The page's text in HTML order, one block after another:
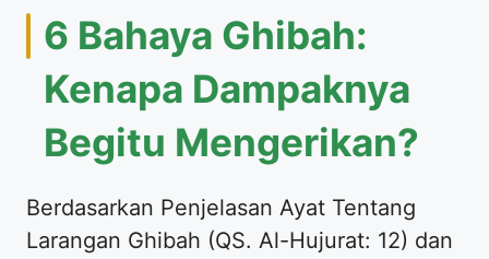
6 Bahaya Ghibah:
Kenapa Dampaknya
Begitu Mengerikan?
Berdasarkan Penjelasan Ayat Tentang
Larangan Ghibah (QS. Al-Hujurat: 12) dan